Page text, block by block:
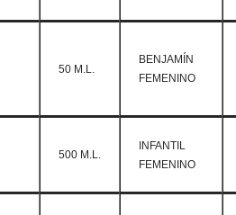
50 M.L.
BENJAMÍN
FEMENINO
500 M.L.
INFANTIL
FEMENINO